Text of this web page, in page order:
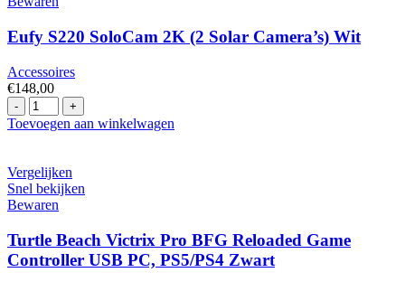
Eufy S220 SoloCam 2K (2 Solar Camera’s) Wit
Accessoires
€148,00
Eufy
S220
SoloCam
(2
Solar
Camera's)
hoeveelheid
Toevoegen aan winkelwagen
Vergelijken
Snel bekijken
Bewaren
Turtle Beach Victrix Pro BFG Reloaded Game
Controller USB PC, PS5/PS4 Zwart